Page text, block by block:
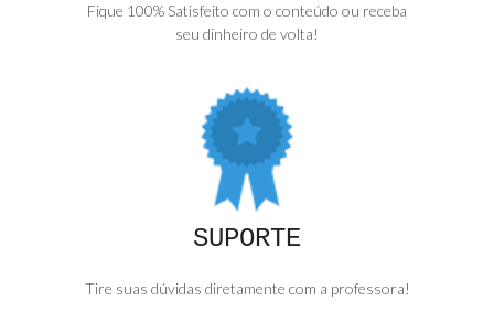
Fique 100% Satisfeito com o conteúdo ou receba
seu dinheiro de volta!
SUPORTE
Tire suas dúvidas diretamente com a professora!